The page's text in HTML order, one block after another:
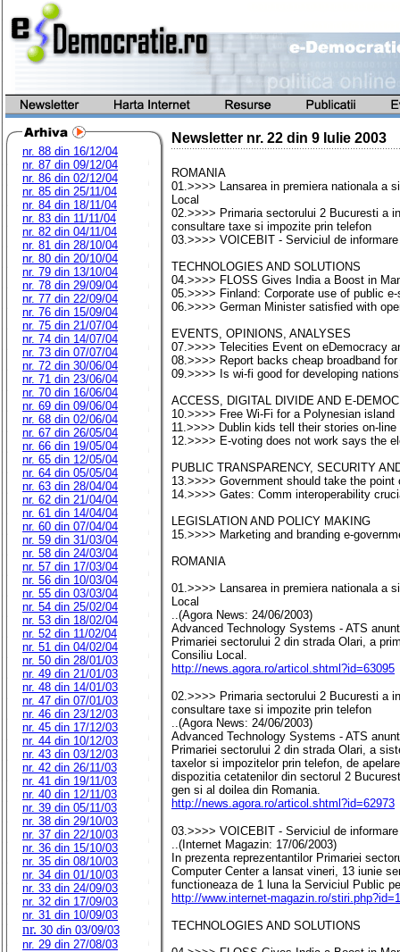
nr. 88 din 16/12/04
nr. 87 din 09/12/04
nr. 86 din 02/12/04
nr. 85 din 25/11/04
nr. 84 din 18/11/04
nr. 83 din 11/11/04
nr. 82 din 04/11/04
nr. 81 din 28/10/04
nr. 80 din 20/10/04
nr. 79 din 13/10/04
nr. 78 din 29/09/04
nr. 77 din 22/09/04
nr. 76 din 15/09/04
nr. 75 din 21/07/04
nr. 74 din 14/07/04
nr. 73 din 07/07/04
nr. 72 din 30/06/04
nr. 71 din 23/06/04
nr. 70 din 16/06/04
nr. 69 din 09/06/04
nr. 68 din 02/06/04
nr. 67 din 26/05/04
nr. 66 din 19/05/04
nr. 65 din 12/05/04
nr. 64 din 05/05/04
nr. 63 din 28/04/04
nr. 62 din 21/04/04
nr. 61 din 14/04/04
nr. 60 din 07/04/04
nr. 59 din 31/03/04
nr. 58 din 24/03/04
nr. 57 din 17/03/04
nr. 56 din 10/03/04
nr. 55 din 03/03/04
nr. 54 din 25/02/04
nr. 53 din 18/02/04
nr. 52 din 11/02/04
nr. 51 din 04/02/04
nr. 50 din 28/01/03
nr. 49 din 21/01/03
nr. 48 din 14/01/03
nr. 47 din 07/01/03
nr. 46 din 23/12/03
nr. 45 din 17/12/03
nr. 44 din 10/12/03
nr. 43 din 03/12/03
nr. 42 din 26/11/03
nr. 41 din 19/11/03
nr. 40 din 12/11/03
nr. 39 din 05/11/03
nr. 38 din 29/10/03
nr. 37 din 22/10/03
nr. 36 din 15/10/03
nr. 35 din 08/10/03
nr. 34 din 01/10/03
nr. 33 din 24/09/03
nr. 32 din 17/09/03
nr. 31 din 10/09/03
nr. 30 din 03/09/03
nr. 29 din 27/08/03
Newsletter nr. 22 din 9 Iulie 2003
ROMANIA
01.>>>> Lansarea in premiera nationala a
Local
02.>>>> Primaria sectorului 2 Bucuresti a
consultare taxe si impozite prin telefon
03.>>>> VOICEBIT - Serviciul de
TECHNOLOGIES AND SOLUTIONS
04.>>>> FLOSS Gives India a Boost in
05.>>>> Finland: Corporate use of public
06.>>>> German Minister satisfied with
EVENTS, OPINIONS, ANALYSES
07.>>>> Telecities Event on eDemocracy
08.>>>> Report backs cheap broadband
09.>>>> Is wi-fi good for developing
ACCESS, DIGITAL DIVIDE AND E-
10.>>>> Free Wi-Fi for a Polynesian island
11.>>>> Dublin kids tell their stories on-line
12.>>>> E-voting does not work says the
PUBLIC TRANSPARENCY, SECURITY
13.>>>> Government should take the
14.>>>> Gates: Comm interoperability
LEGISLATION AND POLICY MAKING
15.>>>> Marketing and branding e-
ROMANIA
01.>>>> Lansarea in premiera nationala a
Local
..(Agora News: 24/06/2003)
Advanced Technology Systems - ATS
Primariei sectorului 2 din strada Olari, a
Consiliu Local.
http://news.agora.ro/articol.shtml?id=63095
02.>>>> Primaria sectorului 2 Bucuresti a
consultare taxe si impozite prin telefon
..(Agora News: 24/06/2003)
Advanced Technology Systems - ATS
Primariei sectorului 2 din strada Olari, a
taxelor si impozitelor prin telefon, de
dispozitia cetatenilor din sectorul 2
gen si al doilea din Romania.
http://news.agora.ro/articol.shtml?id=62973
03.>>>> VOICEBIT - Serviciul de
..(Internet Magazin: 17/06/2003)
In prezenta reprezentantilor Primariei
Computer Center a lansat vineri, 13 iunie
functioneaza de 1 luna la Serviciul Public
http://www.internet-magazin.ro/
TECHNOLOGIES AND SOLUTIONS